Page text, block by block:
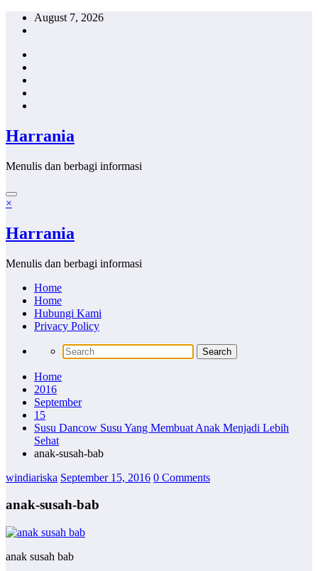
Skip
August 7, 2026
Harrania
Menulis dan berbagi informasi
×
Harrania
Menulis dan berbagi informasi
Home
Home
Hubungi Kami
Privacy Policy
Home
2016
September
15
Susu Dancow Susu Yang Membuat Anak Menjadi Lebih
Sehat
anak-susah-bab
windiariska September 15, 2016 0 Comments
anak-susah-bab
anak susah bab